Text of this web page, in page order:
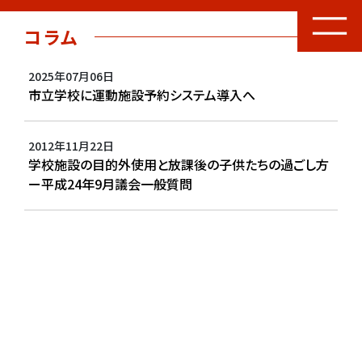
コラム
2025年07月06日
市立学校に運動施設予約システム導入へ
2012年11月22日
学校施設の目的外使用と放課後の子供たちの過ごし方
ー平成24年9月議会一般質問